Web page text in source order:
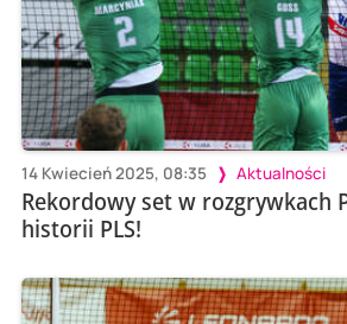
14 Kwiecień 2025, 08:35 Aktualności
Rekordowy set w rozgrywkach
historii PLS!